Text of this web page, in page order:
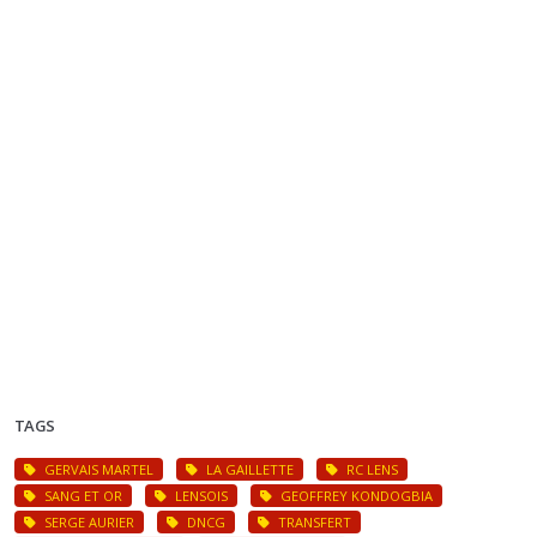
TAGS
GERVAIS MARTEL LA GAILLETTE
RC LENS
SANG ET OR
LENSOIS
GEOFFREY KONDOGBIA
SERGE AURIER
DNCG
TRANSFERT